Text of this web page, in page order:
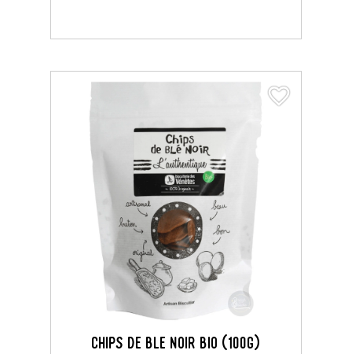
CHIPS DE BLE NOIR BIO (100G)
favorite_border
favorite_border